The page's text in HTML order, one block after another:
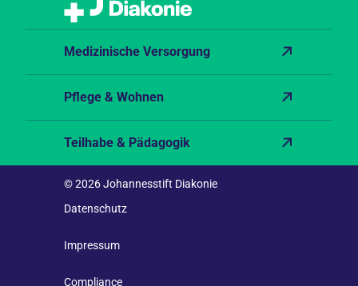
Medizinische Versorgung
Pflege & Wohnen
Teilhabe & Pädagogik
© 2026 Johannesstift Diakonie
Datenschutz
Impressum
Compliance